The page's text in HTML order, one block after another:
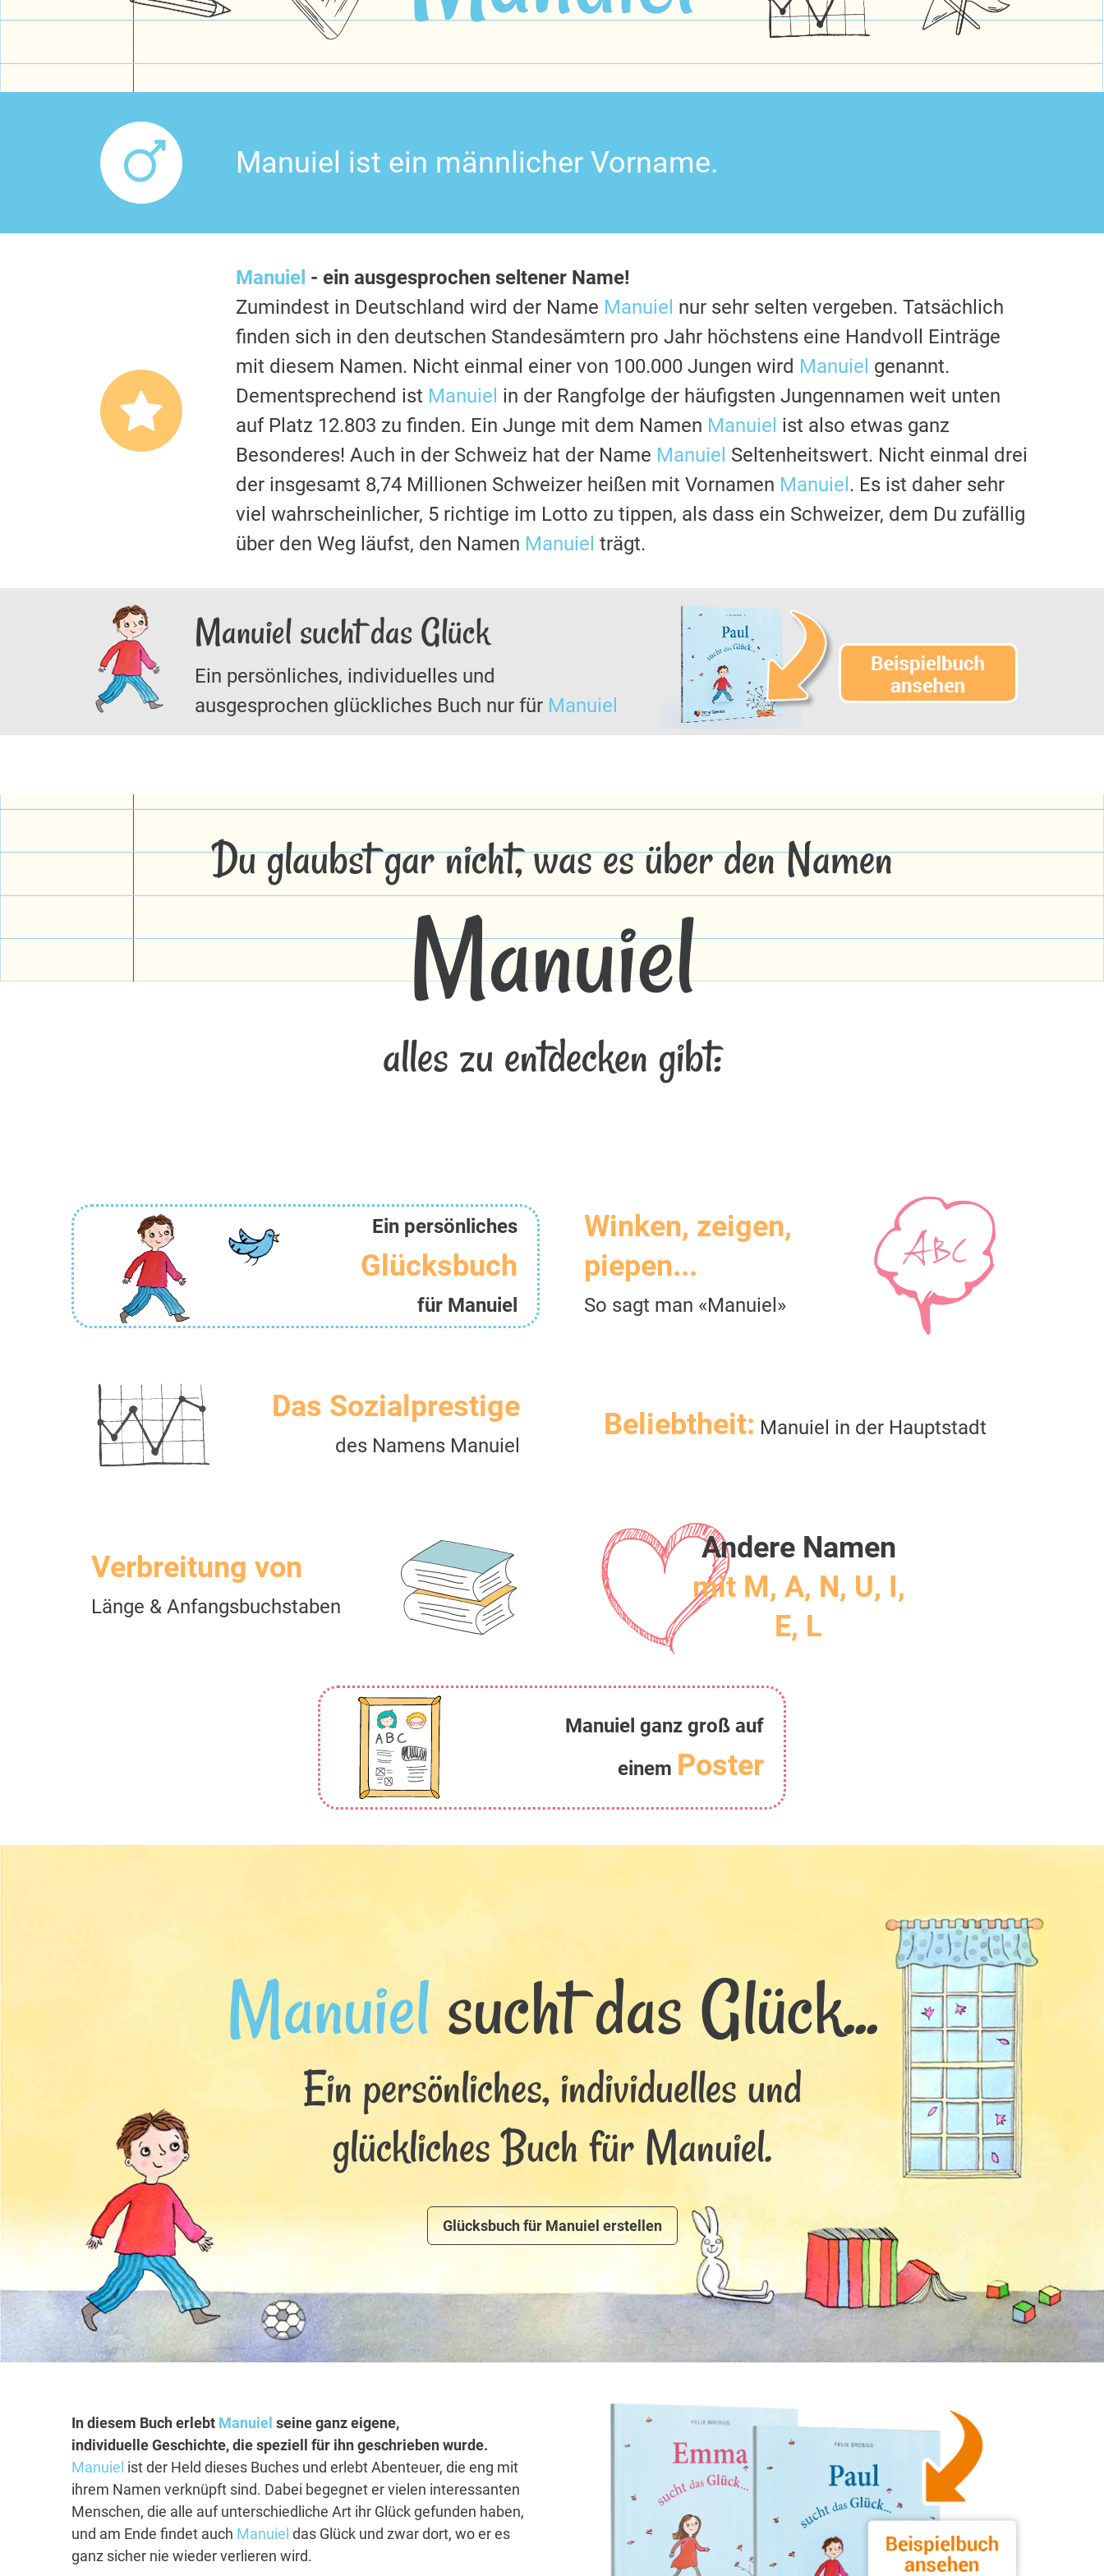
Manuiel ist ein männlicher Vorname.
Manuiel - ein ausgesprochen seltener Name!
Zumindest in Deutschland wird der Name Manuiel nur sehr selten vergeben. Tatsächlich
finden sich in den deutschen Standesämtern pro Jahr höchstens eine Handvoll Einträge
mit diesem Namen. Nicht einmal einer von 100.000 Jungen wird Manuiel genannt.
Dementsprechend ist Manuiel in der Rangfolge der häufigsten Jungennamen weit unten
auf Platz 12.803 zu finden. Ein Junge mit dem Namen Manuiel ist also etwas ganz
Besonderes! Auch in der Schweiz hat der Name Manuiel Seltenheitswert. Nicht einmal drei
der insgesamt 8,74 Millionen Schweizer heißen mit Vornamen Manuiel. Es ist daher sehr
viel wahrscheinlicher, 5 richtige im Lotto zu tippen, als dass ein Schweizer, dem Du zufällig
über den Weg läufst, den Namen Manuiel trägt.
Manuiel sucht das Glück
Ein persönliches, individuelles und
ausgesprochen glückliches Buch nur für Manuiel
Du glaubst gar nicht, was es über den Namen
Manuiel
alles zu entdecken gibt:
Ein persönliches
Glücksbuch
für Manuiel
Winken, zeigen,
piepen...
So sagt man «Manuiel»
Das Sozialprestige
des Namens Manuiel
Beliebtheit: Manuiel in der Hauptstadt
Verbreitung von
Länge & Anfangsbuchstaben
Andere Namen
mit M, A, N, U, I,
E, L
Manuiel ganz groß auf
einem Poster
Manuielsucht das Glück...
Ein persönliches, individuelles und
glückliches Buch für Manuiel.
Glücksbuch für Manuiel erstellen
In diesem Buch erlebt Manuiel seine ganz eigene,
individuelle Geschichte, die speziell für ihn geschrieben wurde.
Manuiel ist der Held dieses Buches und erlebt Abenteuer, die eng mit
ihrem Namen verknüpft sind. Dabei begegnet er vielen interessanten
Menschen, die alle auf unterschiedliche Art ihr Glück gefunden haben,
und am Ende findet auch Manuiel das Glück und zwar dort, wo er es
ganz sicher nie wieder verlieren wird.